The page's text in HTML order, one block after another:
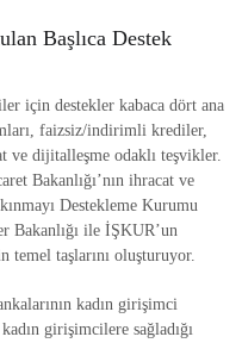
Başlıca Destek
için destekler kabaca dört ana
faizsiz/indirimli krediler,
ve dijitalleşme odaklı teşvikler.
Bakanlığı’nın ihracat ve
Destekleme Kurumu
ile İŞKUR’un
taşlarını oluşturuyor.
kadın girişimci
girişimcilere sağladığı